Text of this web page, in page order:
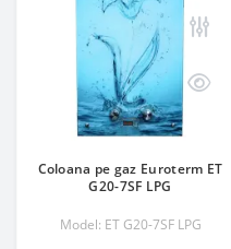
Coloana pe gaz Euroterm ET
G20-7SF LPG
Model: ET G20-7SF LPG